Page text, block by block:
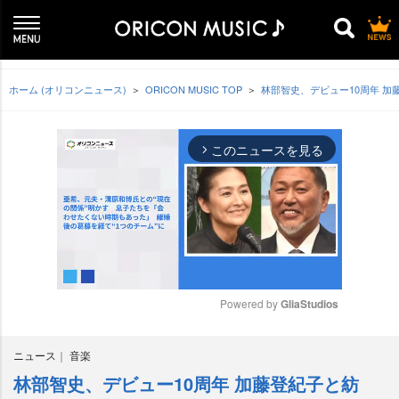
ホーム (オリコンニュース) ORICON MUSIC TOP 林部智史、デビュー10周年 加
arrow_forward_ios このニュースを見る
t
e
Powered by GliaStudios
ニュース 音楽
林部智史、デビュー10周年 加藤登紀子と紡